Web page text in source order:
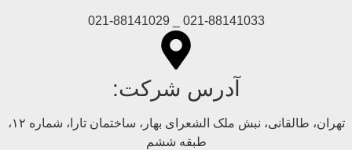
021-88141033 _ 021-88141029
آدرس شرکت:
تهران، طالقانی، نبش ملک الشعرای بهار، ساختمان تارا، شماره ۱۲،
طبقه ششم